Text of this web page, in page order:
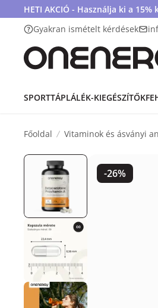
HETI AKCIÓ - Használja ki a
Gyakran ismételt kérdések
SPORTTÁPLÁLÉK-KIEGÉSZÍTŐK
Főoldal Vitaminok és ásványi
-26%